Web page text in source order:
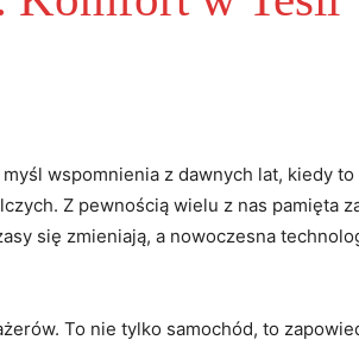
wspomnienia z dawnych lat, ⁢kiedy
Z pewnością wielu z nas pamięta
się zmieniają, a nowoczesna
To‌ nie tylko samochód, to